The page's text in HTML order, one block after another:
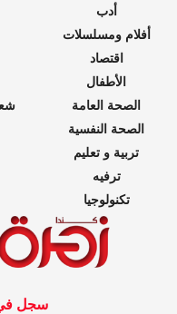
أدب
أفلام ومسلسلات
اقتصاد
الأطفال
الصحة العامة
الصحة النفسية
تربية و تعليم
ترفيه
تكنولوجيا
سجل في